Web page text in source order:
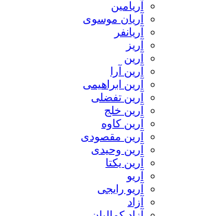
آریامین
آریان موسوی
آریانفر
آریز
آرین
آرین آرا
آرین ابراهیمی
آرین تفضلی
آرین خلج
آرین کاوه
آرین مقصودی
آرین وحیدی
آرین یکتا
آریو
آریو رایجی
آزاد